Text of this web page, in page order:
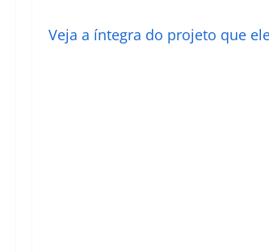
Veja a íntegra do projeto que